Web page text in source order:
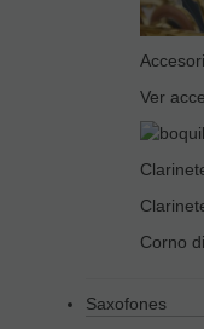
Ver
Corno
Saxofones